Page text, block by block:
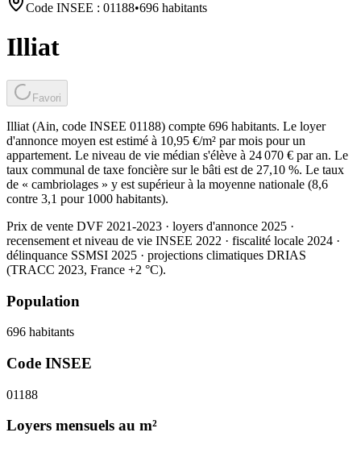
Code INSEE : 01188•696 habitants
Illiat
Favori
Illiat (Ain, code INSEE 01188) compte 696 habitants. Le loyer
d'annonce moyen est estimé à 10,95 €/m² par mois pour un
appartement. Le niveau de vie médian s'élève à 24 070 € par an. Le
taux communal de taxe foncière sur le bâti est de 27,10 %. Le taux
de « cambriolages » y est supérieur à la moyenne nationale (8,6
contre 3,1 pour 1000 habitants).
Prix de vente DVF 2021-2023 · loyers d'annonce 2025 ·
recensement et niveau de vie INSEE 2022 · fiscalité locale 2024 ·
délinquance SSMSI 2025 · projections climatiques DRIAS
(TRACC 2023, France +2 °C).
Population
696 habitants
Code INSEE
01188
Loyers mensuels au m²